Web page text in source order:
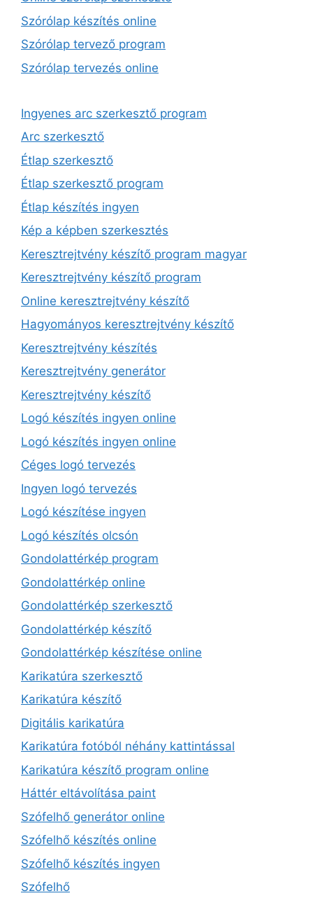
Szórólap készítés online
Szórólap tervező program
Szórólap tervezés online
Ingyenes arc szerkesztő program
Arc szerkesztő
Étlap szerkesztő
Étlap szerkesztő program
Étlap készítés ingyen
Kép a képben szerkesztés
Keresztrejtvény készítő program magyar
Keresztrejtvény készítő program
Online keresztrejtvény készítő
Hagyományos keresztrejtvény készítő
Keresztrejtvény készítés
Keresztrejtvény generátor
Keresztrejtvény készítő
Logó készítés ingyen online
Logó készítés ingyen online
Céges logó tervezés
Ingyen logó tervezés
Logó készítése ingyen
Logó készítés olcsón
Gondolattérkép program
Gondolattérkép online
Gondolattérkép szerkesztő
Gondolattérkép készítő
Gondolattérkép készítése online
Karikatúra szerkesztő
Karikatúra készítő
Digitális karikatúra
Karikatúra fotóból néhány kattintással
Karikatúra készítő program online
Háttér eltávolítása paint
Szófelhő generátor online
Szófelhő készítés online
Szófelhő készítés ingyen
Szófelhő